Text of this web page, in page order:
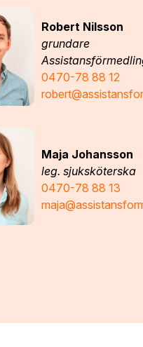
Robert Nilsson
grundare
0470-78 88 12
Maja Johansson
leg. sjuksköterska
0470-78 88 13